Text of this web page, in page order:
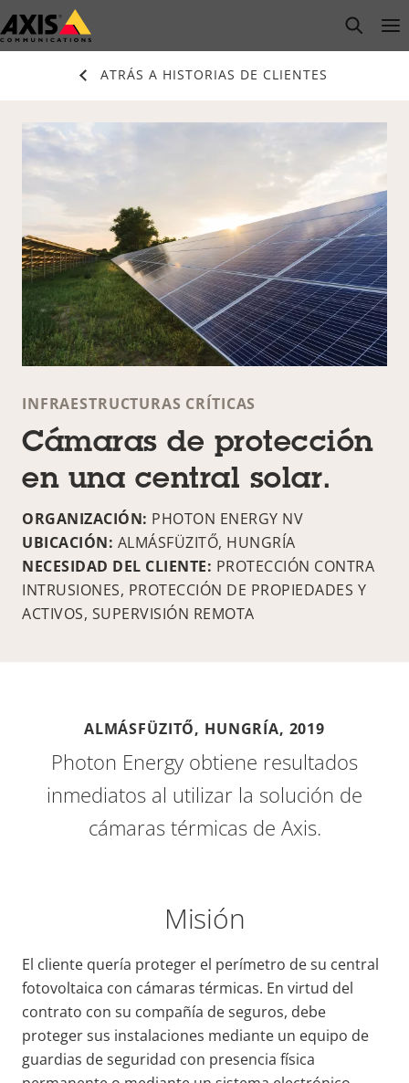
Saltar
al
open
ATRÁS A HISTORIAS DE CLIENTES
INFRAESTRUCTURAS CRÍTICAS
Cámaras de protección
en una central solar.
ORGANIZACIÓN: PHOTON ENERGY NV
UBICACIÓN: ALMÁSFÜZITŐ, HUNGRÍA
NECESIDAD DEL CLIENTE: PROTECCIÓN CONTRA
INTRUSIONES, PROTECCIÓN DE PROPIEDADES Y
ACTIVOS, SUPERVISIÓN REMOTA
ALMÁSFÜZITŐ, HUNGRÍA, 2019
Photon Energy obtiene resultados
inmediatos al utilizar la solución de
cámaras térmicas de Axis.
Misión
El cliente quería proteger el perímetro de su central
fotovoltaica con cámaras térmicas. En virtud del
contrato con su compañía de seguros, debe
proteger sus instalaciones mediante un equipo de
guardias de seguridad con presencia física